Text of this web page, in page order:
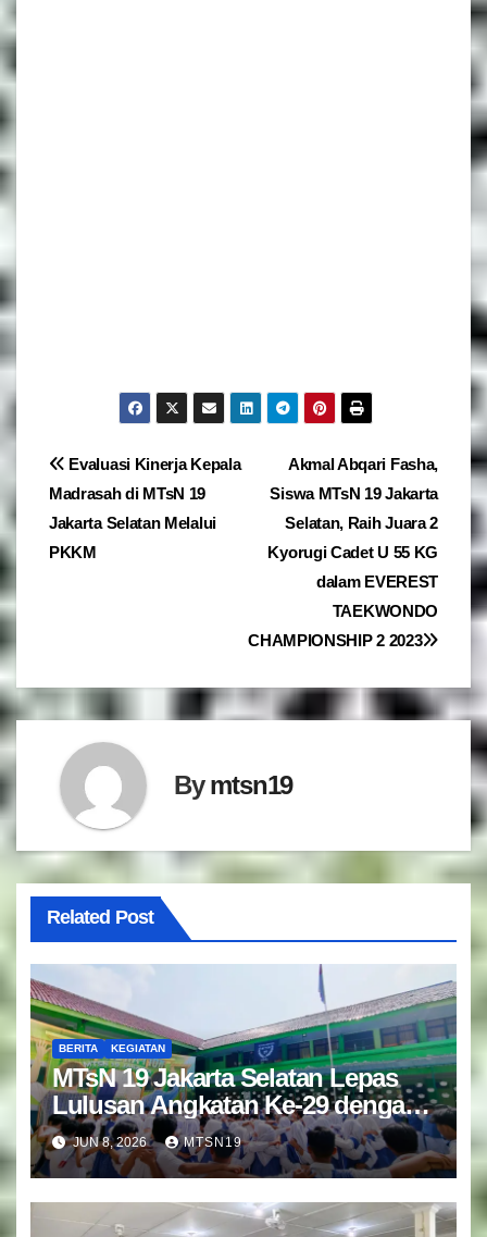
Navigasi
pos
Akmal Abqari Fasha,
Siswa MTsN 19 Jakarta
Selatan, Raih Juara 2
Kyorugi Cadet U 55 KG
dalam EVEREST
TAEKWONDO
CHAMPIONSHIP 2 2023
Evaluasi Kinerja Kepala
Madrasah di MTsN 19
Jakarta Selatan Melalui
PKKM
Bymtsn19
Related Post
BERITA KEGIATAN
MTsN 19 Jakarta Selatan Lepas
Lulusan Angkatan Ke-29 dengan
Doa dan Harapan Terbaik
JUN 8, 2026 MTSN19